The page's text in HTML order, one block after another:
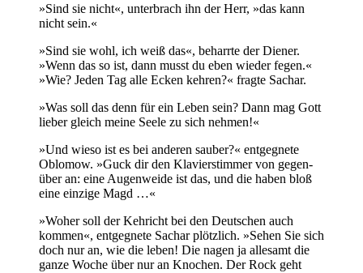
»Sind sie nicht«, unterbrach ihn der Herr, »das kann
nicht sein.«
»Sind sie wohl, ich weiß das«, beharrte der Diener.
»Wenn das so ist, dann musst du eben wieder fegen.«
»Wie? Jeden Tag alle Ecken kehren?« fragte Sachar.
»Was soll das denn für ein Leben sein? Dann mag Gott
lieber gleich meine Seele zu sich nehmen!«
»Und wieso ist es bei anderen sauber?« entgegnete
Oblomow. »Guck dir den Klavierstimmer von gegen-
über an: eine Augenweide ist das, und die haben bloß
eine einzige Magd …«
»Woher soll der Kehricht bei den Deutschen auch
kommen«, entgegnete Sachar plötzlich. »Sehen Sie sich
doch nur an, wie die leben! Die nagen ja allesamt die
ganze Woche über nur an Knochen. Der Rock geht